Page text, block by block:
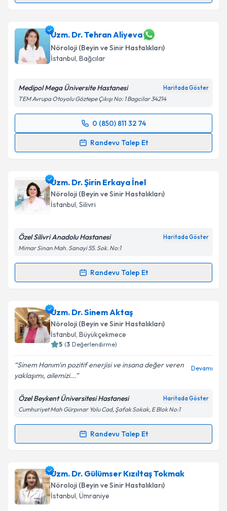
için bir takvim hazırlandığında e-posta ile
bilgilendireceğiz.
E-posta Adresiniz
Kişisel verilerimin işlenmesine ilişkinAydınlatma
'ni okudum ve kişisel verilerimin belirtilen
kapsamda işlenmesini kabul ediyorum.
Uzm. Dr. Tehran Aliyeva
Nöroloji (Beyin ve Sinir Hastalıkları)
İstanbul, Bağcılar
Medipol Mega Üniversite Hastanesi Haritada Göster
TEM Avrupa Otoyolu Göztepe Çıkışı No: 1 Bagcilar 34214
0 (850) 811 32 74
Randevu Talep Et
Randevu Takvimi Talebi
takvim hazırlandığında e-posta ile bilgilendireceğiz.
E-posta Adresiniz
Kişisel verilerimin işlenmesine ilişkin
Metni'ni okudum ve kişisel verilerimin belirtilen
kapsamda işlenmesini kabul ediyorum.
Uzm. Dr. Şirin Erkaya İnel
Nöroloji (Beyin ve Sinir Hastalıkları)
İstanbul, Silivri
Özel Silivri Anadolu Hastanesi Haritada Göster
Mimar Sinan Mah. Sanayi 55. Sok. No:1
Randevu Talep Et
Randevu Takvimi Talebi
Uzm. Dr. Şirin Erkaya İneliçin randevu takvimi talebi
oluşturun. Size bu uzmandan randevu almanız için bir
takvim hazırlandığında e-posta ile bilgilendireceğiz.
Kişisel verilerimin işlenmesine ilişkin
Aydınlatma
Metni'ni okudum ve kişisel verilerimin belirtilen
kapsamda işlenmesini kabul ediyorum.
Uzm. Dr. Sinem Aktaş
Nöroloji (Beyin ve Sinir Hastalıkları)
İstanbul, Büyükçekmece
5 (3 Değerlendirme)
Sinem Hanım'ın pozitif enerjisi ve insana değer veren
yaklaşımı, ailemizi...
Devamı
Özel Beykent Üniversitesi Hastanesi Haritada Göster
Cumhuriyet Mah Gürpınar Yolu Cad, Şafak Sokak, E Blok No:1
Randevu Talep Et
Randevu Takvimi Talebi
Uzm. Dr. Sinem Aktaşiçin randevu takvimi talebi
oluşturun. Size bu uzmandan randevu almanız için bir
takvim hazırlandığında e-posta ile bilgilendireceğiz.
Uzm. Dr. Gülümser Kızıltaş Tokmak
Nöroloji (Beyin ve Sinir Hastalıkları)
İstanbul, Ümraniye